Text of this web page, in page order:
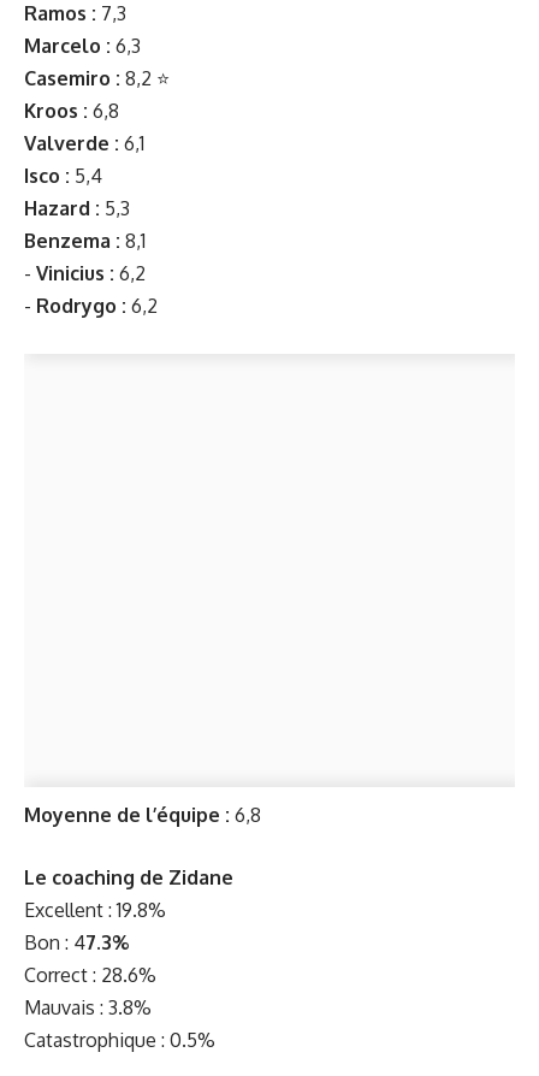
Ramos : 7,3
Marcelo : 6,3
Casemiro : 8,2 ⭐️
Kroos : 6,8
Valverde : 6,1
Isco : 5,4
Hazard : 5,3
Benzema : 8,1
- Vinicius : 6,2
- Rodrygo : 6,2
Moyenne de l’équipe : 6,8
Le coaching de Zidane
Excellent : 19.8%
Bon : 47.3%
Correct : 28.6%
Mauvais : 3.8%
Catastrophique : 0.5%